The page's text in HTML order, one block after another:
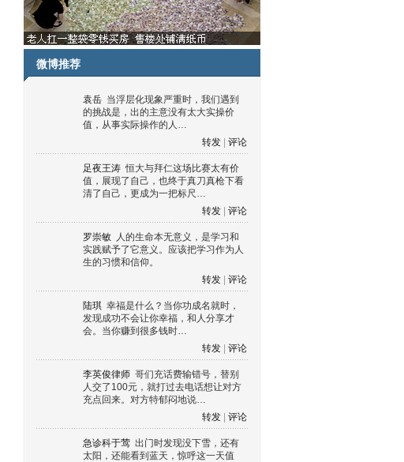
微博推荐
袁岳 当浮层化现象严重时，我们遇到
的挑战是，出的主意没有太大实操价
值，从事实际操作的人…
转发
评论
足夜王涛 恒大与拜仁这场比赛太有价
值，展现了自己，也终于真刀真枪下看
清了自己，更成为一把标尺…
转发
评论
罗崇敏 人的生命本无意义，是学习和
实践赋予了它意义。应该把学习作为人
生的习惯和信仰。
转发
评论
陆琪 幸福是什么？当你功成名就时，
发现成功不会让你幸福，和人分享才
会。当你赚到很多钱时…
转发
评论
李英俊律师 哥们充话费输错号，替别
人交了100元，就打过去电话想让对方
充点回来。对方特郁闷地说…
转发
评论
急诊科于莺 出门时发现没下雪，还有
太阳，还能看到蓝天，惊呼这一天值